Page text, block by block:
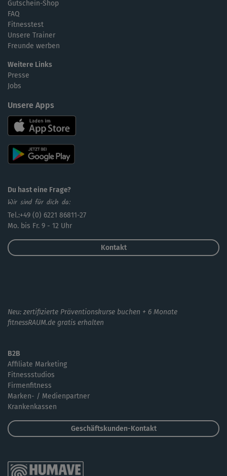
Gutschein-Shop
FAQ
Fitnesstest
Unsere Trainer
Freunde werben
Weitere Links
Presse
Jobs
Unsere Apps
Du hast eine Frage?
Wir sind für dich da:
Tel.:+49 (0) 6221 86811-27
Mo. bis Fr. 9 - 12 Uhr
Kontakt
Neu: zertifizierte Präventionskurse buchen + 6 Monate
fitnessRAUM.de gratis erhalten
B2B
Affiliate Marketing
Fitnessstudios
Firmenfitness
Marken- / Medienpartner
Krankenkassen
Geschäftskunden-Kontakt